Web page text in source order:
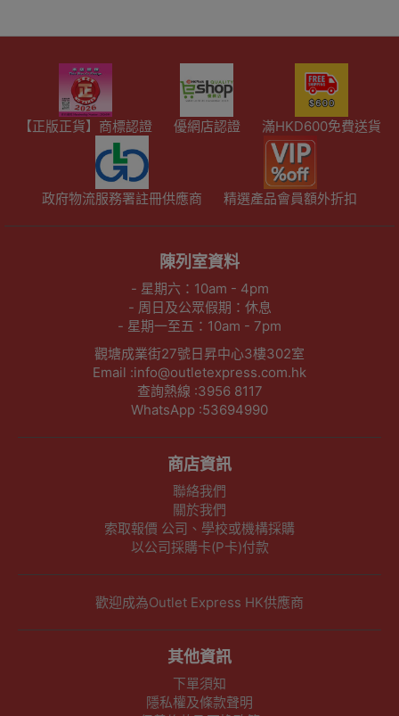
【正版正貨】商標認證 優網店認證 滿HKD600免費送貨
政府物流服務署註冊供應商 精選產品會員額外折扣
陳列室資料
- 星期六：10am - 4pm
- 周日及公眾假期：休息
- 星期一至五：10am - 7pm
觀塘成業街27號日昇中心3樓302室
Email :info@outletexpress.com.hk
查詢熱線 :3956 8117
WhatsApp :53694990
商店資訊
聯絡我們
關於我們
索取報價 公司、學校或機構採購
以公司採購卡(P卡)付款
歡迎成為Outlet Express HK供應商
其他資訊
下單須知
隱私權及條款聲明